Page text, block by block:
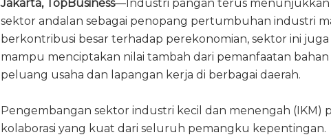
c
e
b
o
k
it
te
r
a
ts
A
p
e
g
ra
m
re
a
d
s
ai
l
n
t
ai
l
Jakarta, TopBusiness—Industri pangan terus menunjukkan
sektor andalan sebagai penopang pertumbuhan industri
berkontribusi besar terhadap perekonomian, sektor ini
mampu menciptakan nilai tambah dari pemanfaatan
peluang usaha dan lapangan kerja di berbagai daerah.
Pengembangan sektor industri kecil dan menengah (IKM)
kolaborasi yang kuat dari seluruh pemangku kepentingan.